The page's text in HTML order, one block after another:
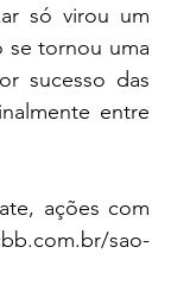
só virou um
se tornou uma
sucesso das
entre
ações com
sao-